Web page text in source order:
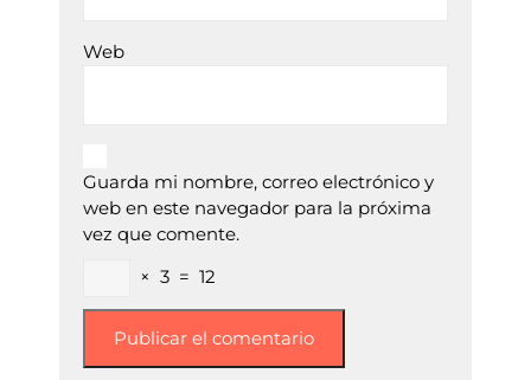
Web
Guarda mi nombre, correo electrónico y
web en este navegador para la próxima
vez que comente.
× 3 = 12